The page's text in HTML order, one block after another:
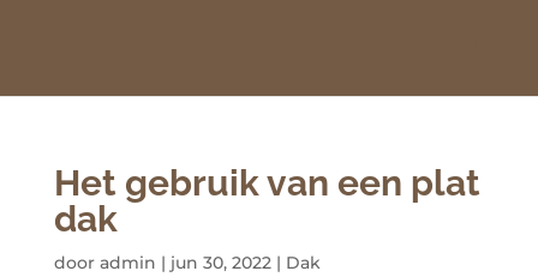
Het gebruik van een plat
dak
door admin | jun 30, 2022 | Dak